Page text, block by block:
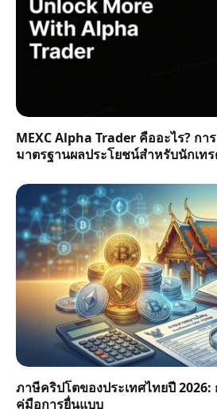
MEXC Alpha Trader คืออะไร? ก
มาตรฐานผลประโยชน์สำหรับนักเท
ภาษีคริปโตของประเทศไทยปี
คู่มือการยื่นแบบ